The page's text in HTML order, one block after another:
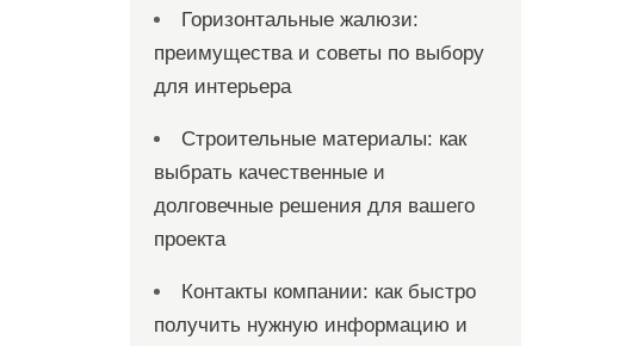
Горизонтальные жалюзи:
преимущества и советы по выбору
для интерьера
Строительные материалы: как
выбрать качественные и
долговечные решения для вашего
проекта
Контакты компании: как быстро
получить нужную информацию и